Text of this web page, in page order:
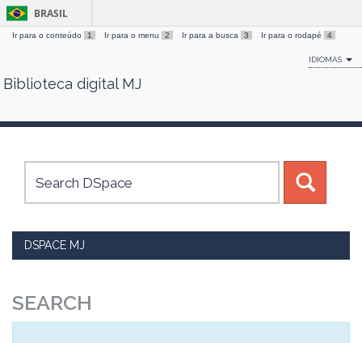
Skip
BRASIL
Ir para o conteúdo 1 Ir para o menu 2 Ir para a busca 3 Ir para o rodapé 4
IDIOMAS
Biblioteca digital MJ
DSPACE MJ
SEARCH